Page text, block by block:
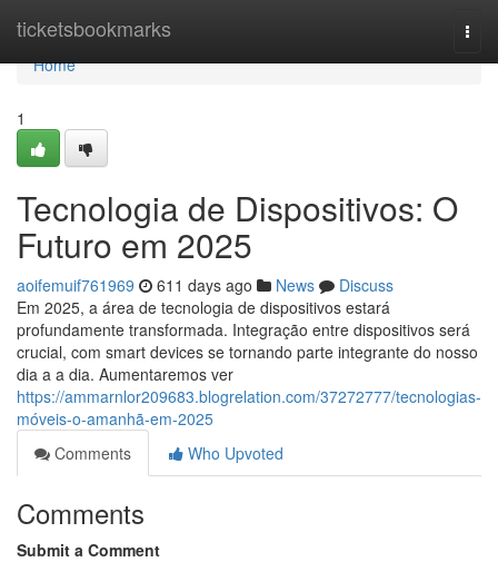
ticketsbookmarks
Home
Home
1
Tecnologia de Dispositivos: O
Futuro em 2025
aoifemuif761969 611 days ago News
Discuss
Em 2025, a área de tecnologia de dispositivos estará
profundamente transformada. Integração entre dispositivos será
crucial, com smart devices se tornando parte integrante do nosso
dia a a dia. Aumentaremos ver
https://ammarnlor209683.blogrelation.com/37272777/tecnologias-
móveis-o-amanhã-em-2025
Comments
Who Upvoted
Comments
Submit a Comment